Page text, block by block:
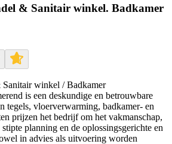
& Sanitair winkel. Badkamer
winkel / Badkamer
is een deskundige en betrouwbare
tegels, vloerverwarming, badkamer- en
prijzen het bedrijf om het vakmanschap,
planning en de oplossingsgerichte en
in advies als uitvoering worden